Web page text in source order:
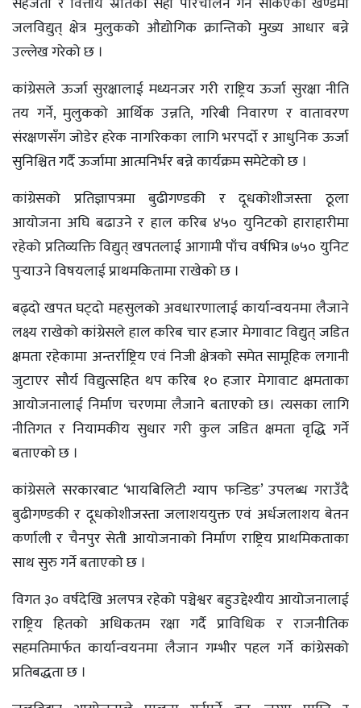
जलविद्युत् क्षेत्र मुलुकको औद्योगिक क्रान्तिको मुख्य आधार बन्ने
उल्लेख गरेको छ ।
कांग्रेसले ऊर्जा सुरक्षालाई मध्यनजर गरी राष्ट्रिय ऊर्जा सुरक्षा नीति
तय गर्ने, मुलुकको आर्थिक उन्नति, गरिबी निवारण र वातावरण
संरक्षणसँग जोडेर हरेक नागरिकका लागि भरपर्दो र आधुनिक ऊर्जा
सुनिश्चित गर्दै ऊर्जामा आत्मनिर्भर बन्ने कार्यक्रम समेटेको छ ।
कांग्रेसको प्रतिज्ञापत्रमा बुढीगण्डकी र दूधकोशीजस्ता ठूला
आयोजना अघि बढाउने र हाल करिब ४५० युनिटको हाराहारीमा
रहेको प्रतिव्यक्ति विद्युत् खपतलाई आगामी पाँच वर्षभित्र ७५० युनिट
पुर्‍याउने विषयलाई प्राथमकितामा राखेको छ ।
बढ्दो खपत घट्दो महसुलको अवधारणालाई कार्यान्वयनमा लैजाने
लक्ष्य राखेको कांग्रेसले हाल करिब चार हजार मेगावाट विद्युत् जडित
क्षमता रहेकामा अन्तर्राष्ट्रिय एवं निजी क्षेत्रको समेत सामूहिक लगानी
जुटाएर सौर्य विद्युत्सहित थप करिब १० हजार मेगावाट क्षमताका
आयोजनालाई निर्माण चरणमा लैजाने बताएको छ। त्यसका लागि
नीतिगत र नियामकीय सुधार गरी कुल जडित क्षमता वृद्धि गर्ने
बताएको छ ।
कांग्रेसले सरकारबाट ‘भायबिलिटी ग्याप फन्डिङ’ उपलब्ध गराउँदै
बुढीगण्डकी र दूधकोशीजस्ता जलाशययुक्त एवं अर्धजलाशय बेतन
कर्णाली र चैनपुर सेती आयोजनाको निर्माण राष्ट्रिय प्राथमिकताका
साथ सुरु गर्ने बताएको छ ।
विगत ३० वर्षदेखि अलपत्र रहेको पञ्चेश्वर बहुउद्देश्यीय आयोजनालाई
राष्ट्रिय हितको अधिकतम रक्षा गर्दै प्राविधिक र राजनीतिक
सहमतिमार्फत कार्यान्वयनमा लैजान गम्भीर पहल गर्ने कांग्रेसको
प्रतिबद्धता छ ।